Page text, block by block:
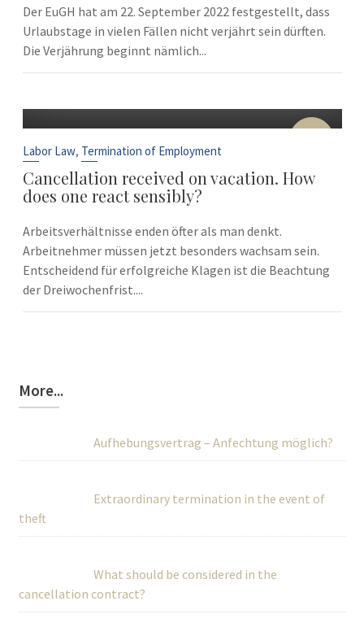
Der EuGH hat am 22. September 2022 festgestellt, dass
Urlaubstage in vielen Fällen nicht verjährt sein dürften.
Die Verjährung beginnt nämlich...
10
Labor Law, Termination of Employment
Cancellation received on vacation. How
does one react sensibly?
Arbeitsverhältnisse enden öfter als man denkt.
Arbeitnehmer müssen jetzt besonders wachsam sein.
Entscheidend für erfolgreiche Klagen ist die Beachtung
der Dreiwochenfrist....
More...
Aufhebungsvertrag – Anfechtung möglich?
Extraordinary termination in the event of
theft
What should be considered in the
cancellation contract?